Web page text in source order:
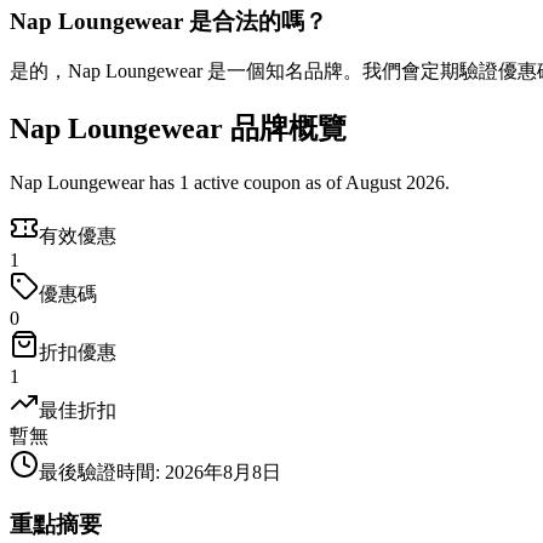
Nap Loungewear 是合法的嗎？
是的，Nap Loungewear 是一個知名品牌。我們會定期驗證優惠
Nap Loungewear 品牌概覽
Nap Loungewear has 1 active coupon as of August 2026.
有效優惠
1
優惠碼
0
折扣優惠
1
最佳折扣
暫無
最後驗證時間: 2026年8月8日
重點摘要